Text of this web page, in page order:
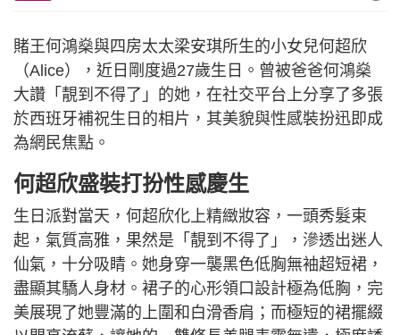
賭王何鴻燊與四房太太梁安琪所生的小女兒何超欣
（Alice），近日剛度過27歲生日。曾被爸爸何鴻燊
大讚「靚到不得了」的她，在社交平台上分享了多張
於西班牙補祝生日的相片，其美貌與性感裝扮迅即成
為網民焦點。
何超欣盛裝打扮性感慶生
生日派對當天，何超欣化上精緻妝容，一頭秀髮束
起，氣質高雅，果然是「靚到不得了」，滲透出迷人
仙氣，十分吸睛。她身穿一襲黑色低胸無袖超短裙，
盡顯其驕人身材。裙子的心形領口設計極為低胸，完
美展現了她豐滿的上圍和白滑香肩；而極短的裙擺綴